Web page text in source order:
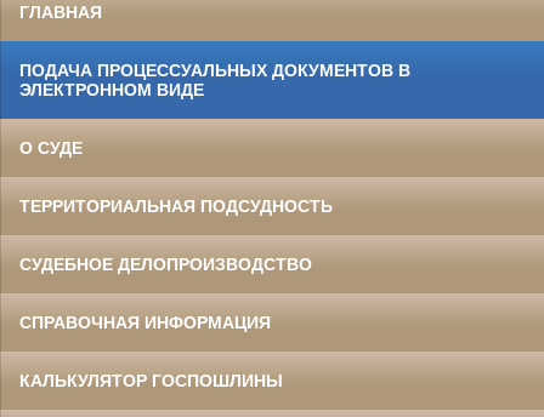
ГЛАВНАЯ
ПОДАЧА ПРОЦЕССУАЛЬНЫХ ДОКУМЕНТОВ В
ЭЛЕКТРОННОМ ВИДЕ
О СУДЕ
ТЕРРИТОРИАЛЬНАЯ ПОДСУДНОСТЬ
СУДЕБНОЕ ДЕЛОПРОИЗВОДСТВО
СПРАВОЧНАЯ ИНФОРМАЦИЯ
КАЛЬКУЛЯТОР ГОСПОШЛИНЫ